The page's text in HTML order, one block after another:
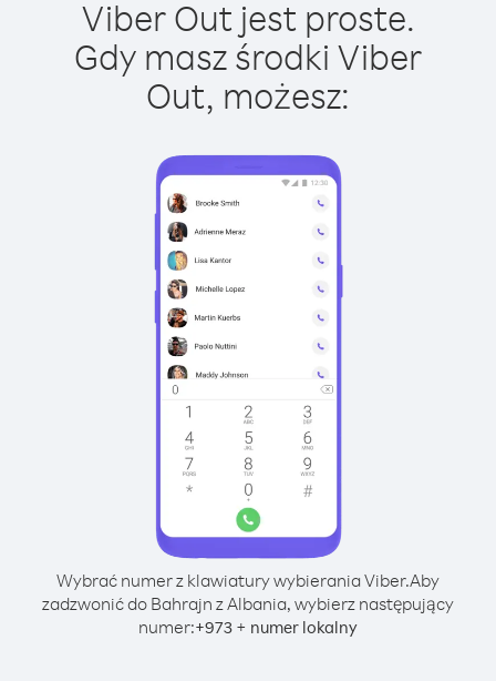
Viber Out jest proste.
Gdy masz środki Viber
Out, możesz:
Wybrać numer z klawiatury wybierania Viber.Aby
zadzwonić do Bahrajn z Albania, wybierz następujący
numer:+973 + numer lokalny